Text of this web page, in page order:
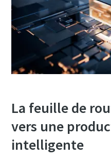
La feuille de
vers une
intelligente